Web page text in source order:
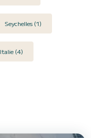
Seychelles (1)
Italie (4)